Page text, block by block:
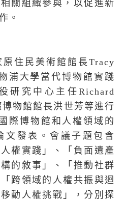
關組織參與，以促進新
。
住民美術館館長 Tracy
浦大學當代博物館實踐
研究中心主任 Richard
物館館長洪世芳等進行
際博物館和人權領域的
文發表。會議子題包含
權實踐」、「負面遺產
的敘事」、「推動社群
跨領域的人權共振與迴
動人權挑戰」，分別探